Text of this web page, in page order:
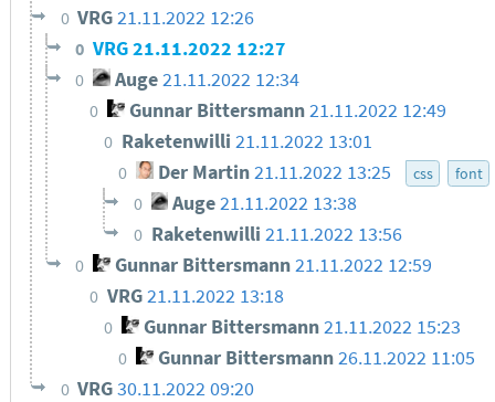
0 VRG21.11.2022 12:26
0 VRG21.11.2022 12:27
0 Auge 21.11.2022 12:34
0 Gunnar Bittersmann21.11.2022 12:49
0 Raketenwilli21.11.2022 13:01
0 Der Martin21.11.2022 13:25 css font
0 Auge21.11.2022 13:38
0 Raketenwilli 21.11.2022 13:56
0 Gunnar Bittersmann 21.11.2022 12:59
0 VRG21.11.2022 13:18
0 Gunnar Bittersmann21.11.2022 15:23
0 Gunnar Bittersmann26.11.2022 11:05
0 VRG30.11.2022 09:20